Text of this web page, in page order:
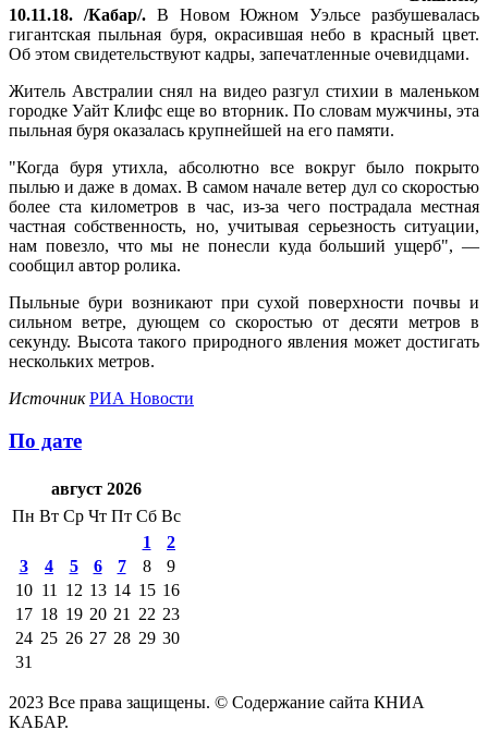
10.11.18. /Кабар/.В Новом Южном Уэльсе разбушевалась
гигантская пыльная буря, окрасившая небо в красный цвет.
Об этом свидетельствуют кадры, запечатленные очевидцами.
Житель Австралии снял на видео разгул стихии в маленьком
городке Уайт Клифс еще во вторник. По словам мужчины, эта
пыльная буря оказалась крупнейшей на его памяти.
"Когда буря утихла, абсолютно все вокруг было покрыто
пылью и даже в домах. В самом начале ветер дул со скоростью
более ста километров в час, из-за чего пострадала местная
частная собственность, но, учитывая серьезность ситуации,
нам повезло, что мы не понесли куда больший ущерб", —
сообщил автор ролика.
Пыльные бури возникают при сухой поверхности почвы и
сильном ветре, дующем со скоростью от десяти метров в
секунду. Высота такого природного явления может достигать
нескольких метров.
ИсточникРИА Новости
По дате
август 2026
Пн Вт Ср Чт Пт Сб Вс
1
2
3
4 5 6 7 8
9
10 11 12 13 14 15 16
17 18 19 20 21 22 23
24 25 26 27 28 29 30
31
2023 Все права защищены. © Содержание сайта КНИА
КАБАР.